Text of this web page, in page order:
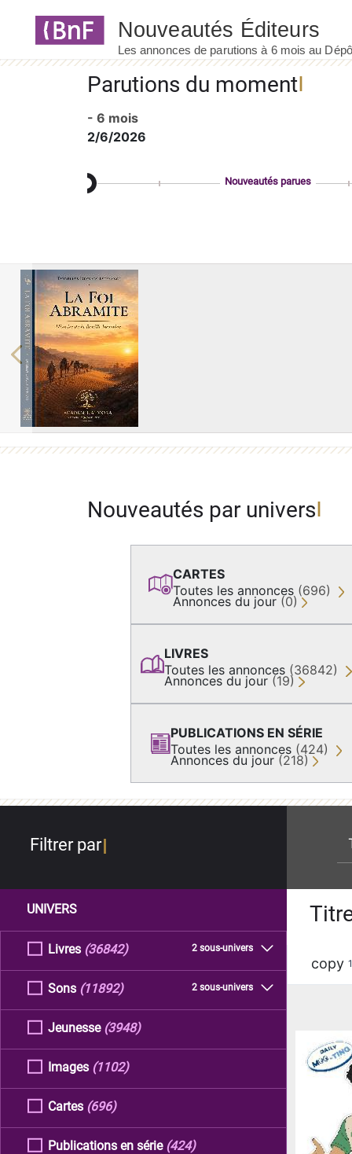
Parutions du moment
- 6 mois
2/6/2026
Nouveautés parues
Previous
Nouveautés par univers
CARTES
Toutes les annonces (696)
Annonces du jour (0)
LIVRES
Toutes les annonces (36842)
Annonces du jour (19)
PUBLICATIONS EN SÉRIE
Toutes les annonces (424)
Annonces du jour (218)
Filtrer par
UNIVERS
Livres 2 sous-univers
(36842)
Sons 2 sous-univers
(11892)
Jeunesse (3948)
Images (1102)
Cartes (696)
Publications en série (424)
copy